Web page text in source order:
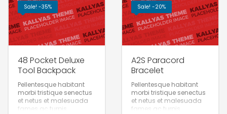
Sale! -35%
48 Pocket Deluxe
Tool Backpack
Pellentesque habitant
morbi tristique senectus
et netus et malesuada
fames ac turpis.
Sale! -20%
A2S Paracord
Bracelet
Pellentesque habitant
morbi tristique senectus
et netus et malesuada
fames ac turpis.